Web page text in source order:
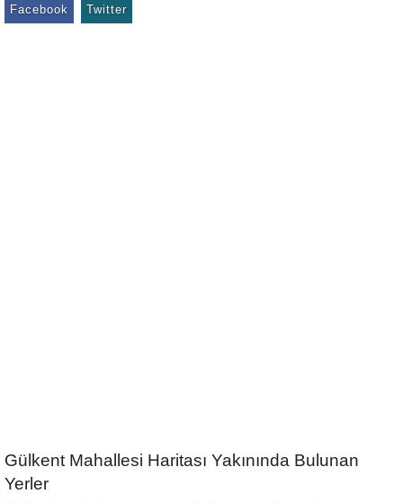
Facebook Twitter
Gülkent Mahallesi Haritası Yakınında Bulunan
Yerler